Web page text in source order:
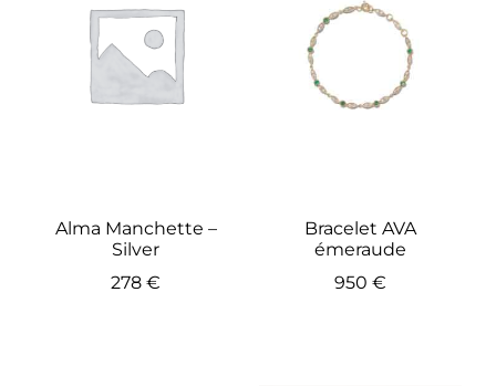
Alma Manchette –
Silver
278 €
Bracelet AVA
émeraude
950 €